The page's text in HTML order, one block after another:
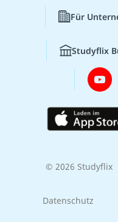
Für
Studyflix
© 2026 Studyflix
Datenschutz